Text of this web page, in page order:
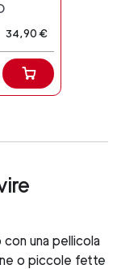
34,90 €
una pellicola
o piccole fette